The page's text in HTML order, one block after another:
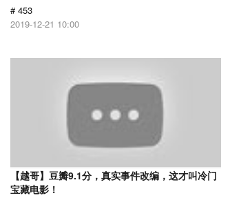
# 453
2019-12-21 10:00
【越哥】豆瓣9.1分，真实事件改编，这才叫冷门
宝藏电影！